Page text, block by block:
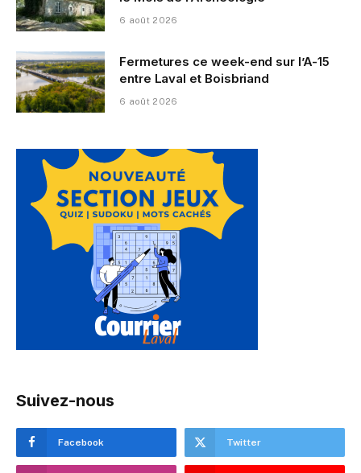
6 août 2026
Fermetures ce week-end sur l’A-15
entre Laval et Boisbriand
6 août 2026
Suivez-nous
Facebook Twitter